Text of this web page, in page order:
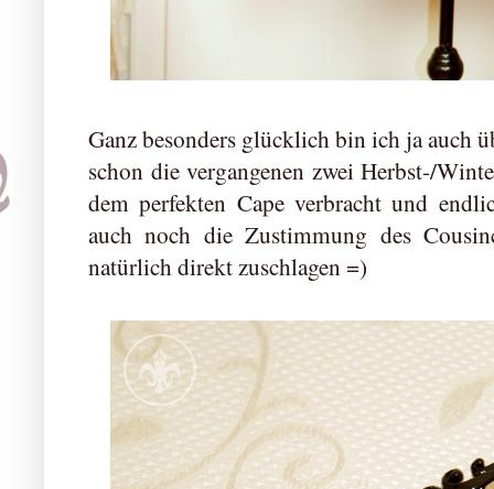
Ganz besonders glücklich bin ich ja auch
schon die vergangenen zwei Herbst-/
dem perfekten Cape verbracht und
auch noch die Zustimmung des
natürlich direkt zuschlagen =)